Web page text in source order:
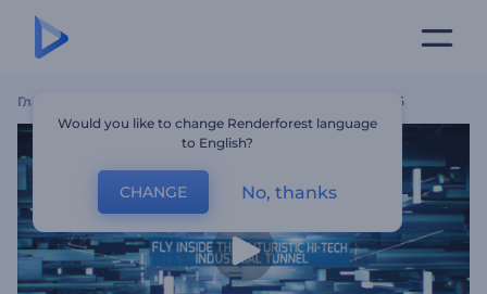
Главная Презентация: Футуристический Куб
Would you like to change Renderforest language
to English?
CHANGE No, thanks